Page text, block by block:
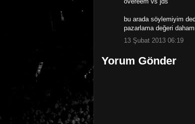
bu arada söylemiyim
pazarlama değeri
13 Şubat 2013 06:19
Yorum Gönder